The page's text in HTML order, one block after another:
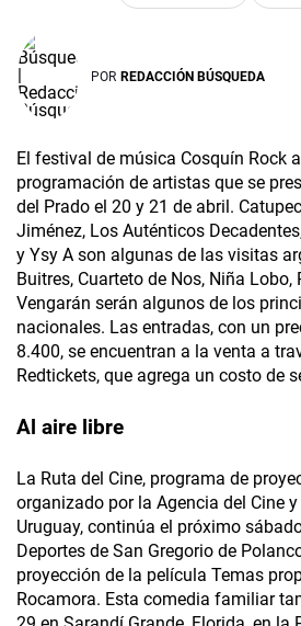
POR REDACCIÓN BÚSQUEDA
El festival de música Cosquín Rock
programación de artistas que se
del Prado el 20 y 21 de abril.
Jiménez, Los Auténticos
y Ysy A son algunas de las visitas
Buitres, Cuarteto de Nos, Niña Lobo,
Vengarán serán algunos de los
nacionales. Las entradas, con un
8.400, se encuentran a la venta a
Redtickets, que agrega un costo de
Al aire libre
La Ruta del Cine, programa de
organizado por la Agencia del Cine
Uruguay, continúa el próximo
Deportes de San Gregorio de
proyección de la película Temas
Rocamora. Esta comedia familiar